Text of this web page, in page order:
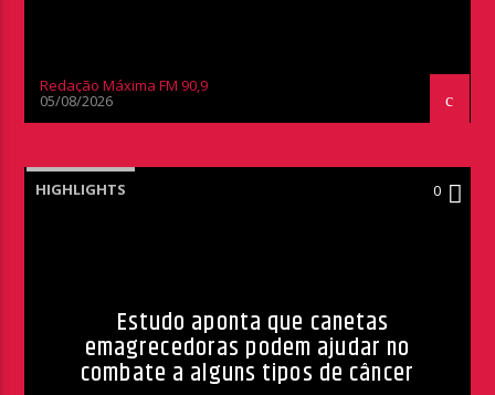
Redação Máxima FM 90,9
05/08/2026
HIGHLIGHTS 0
Estudo aponta que canetas
emagrecedoras podem ajudar no
combate a alguns tipos de câncer